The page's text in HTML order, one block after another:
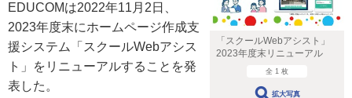
「スクールWebアシスト」
2023年度末リニューアル
全 1 枚
拡大写真
EDUCOMは2022年11月2日、
2023年度末にホームページ作成支
援システム「スクールWebアシス
ト」をリニューアルすることを発
表した。